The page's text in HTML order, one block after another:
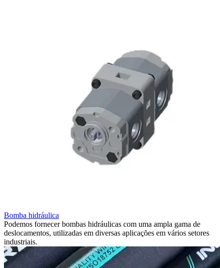
Bomba hidráulica
Podemos fornecer bombas hidráulicas com uma ampla gama de
deslocamentos, utilizadas em diversas aplicações em vários setores
industriais.